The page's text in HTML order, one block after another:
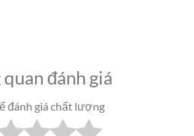
đánh giá
đánh giá chất lượng